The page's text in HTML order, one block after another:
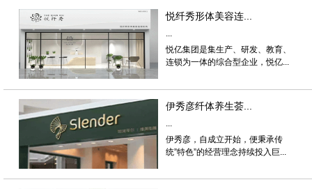
悦纤秀形体美容连...
...
悦亿集团是集生产、研发、教育、
连锁为一体的综合型企业，悦亿...
伊秀彦纤体养生荟...
伊秀彦，自成立开始，便秉承传
统”特色”的经营理念持续投入巨...